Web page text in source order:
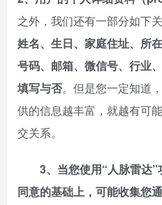
之外，我们还有一部分如下
姓名、生日、家庭住址、所
号码、邮箱、微信号、行业
填写与否。但是您一定知道
供的信息越丰富，就越有可
交关系。
3、当您使用“人脉雷达”
同意的基础上，可能收集您